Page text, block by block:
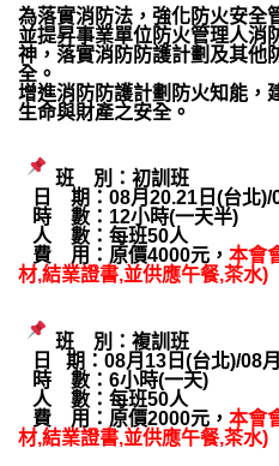
為落實消防法，強化防火安全
並提昇事業單位防火管理人消
神，落實消防防護計劃及其他
全。
增進消防防護計劃防火知能，
生命與財產之安全。
班 別：初訓班
日 期：08月20.21日(台北)/
時 數：12小時(一天半)
人 數：每班50人
費 用：原價4000元， 本會
材,結業證書,並供應午餐,茶水)
班 別：複訓班
日 期：08月13日(台北)/08
時 數：6小時(一天)
人 數：每班50人
費 用：原價2000元， 本會
材,結業證書,並供應午餐,茶水)